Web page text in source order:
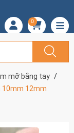
0
mỡ bằng tay
10mm 12mm